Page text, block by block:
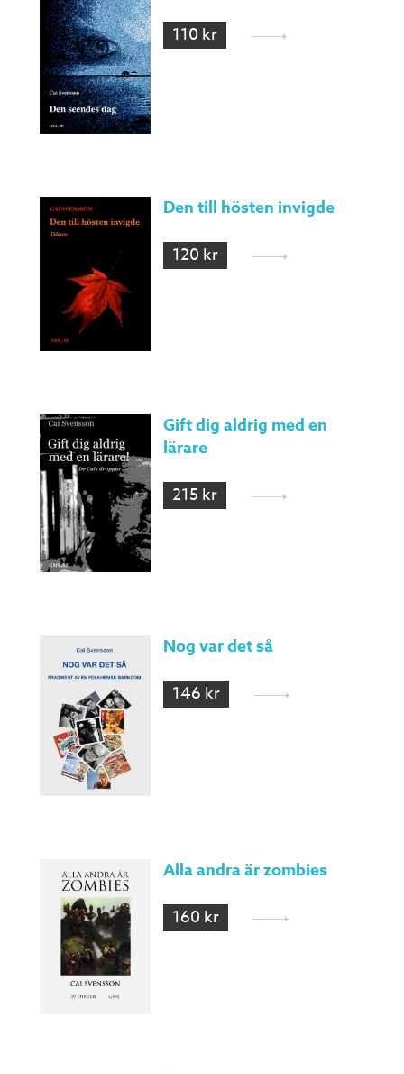
110 kr
Den till hösten invigde
120 kr
Gift dig aldrig med en
lärare
215 kr
Nog var det så
146 kr
Alla andra är zombies
160 kr